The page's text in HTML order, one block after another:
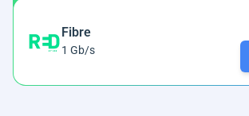
Fibre
1 Gb/s